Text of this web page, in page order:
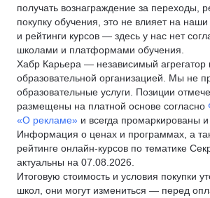
получать вознаграждение за переходы,
покупку обучения, это не влияет на
и рейтинги курсов — здесь у нас нет
школами и платформами обучения.
Хабр Карьера — независимый агрегатор
образовательной организацией. Мы не
образовательные услуги. Позиции
размещены на платной основе согласно
«О рекламе» и всегда промаркированы
Информация о ценах и программах, а
рейтинге онлайн-курсов по тематике
актуальны на 07.08.2026.
Итоговую стоимость и условия покупки
школ, они могут измениться — перед